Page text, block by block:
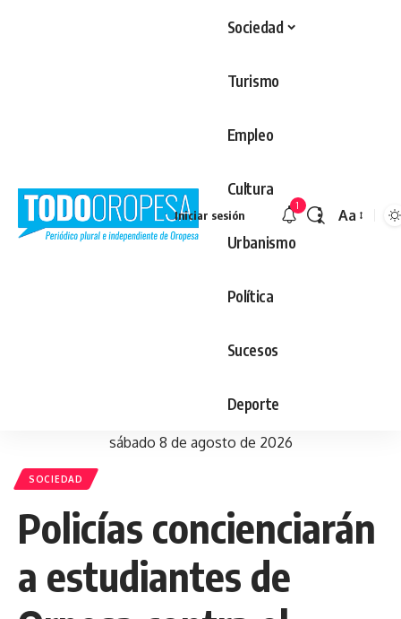
Sociedad
Turismo
Empleo
Cultura
Urbanismo
Política
Sucesos
Deporte
Iniciar sesión
1
Aa
sábado 8 de agosto de 2026
SOCIEDAD
Policías concienciarán
a estudiantes de